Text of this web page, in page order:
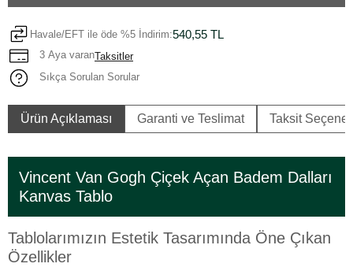
Havale/EFT ile öde %5 İndirim:540,55 TL
3 Aya varanTaksitler
Sıkça Sorulan Sorular
Ürün Açıklaması Garanti ve Teslimat Taksit
Vincent Van Gogh Çiçek Açan Badem Dalları
Kanvas Tablo
Tablolarımızın Estetik Tasarımında Öne Çıkan
Özellikler